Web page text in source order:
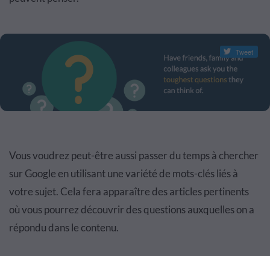
Tweet
Vous voudrez peut-être aussi passer du temps à chercher
sur Google en utilisant une variété de mots-clés liés à
votre sujet. Cela fera apparaître des articles pertinents
où vous pourrez découvrir des questions auxquelles on a
répondu dans le contenu.